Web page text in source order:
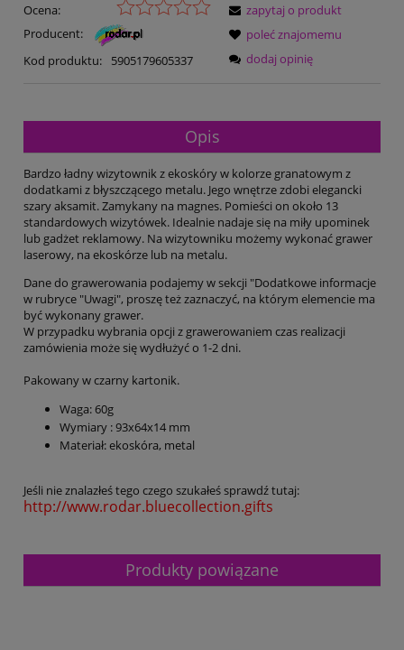
Ocena:
Producent:
Kod produktu:
5905179605337
zapytaj o produkt
poleć znajomemu
dodaj opinię
Opis
Bardzo ładny wizytownik z ekoskóry w kolorze granatowym z
dodatkami z błyszczącego metalu. Jego wnętrze zdobi elegancki
szary aksamit. Zamykany na magnes. Pomieści on około 13
standardowych wizytówek. Idealnie nadaje się na miły upominek
lub gadżet reklamowy. Na wizytowniku możemy wykonać grawer
laserowy, na ekoskórze lub na metalu.
Dane do grawerowania podajemy w sekcji "Dodatkowe informacje
w rubryce "Uwagi", proszę też zaznaczyć, na którym elemencie ma
być wykonany grawer.
W przypadku wybrania opcji z grawerowaniem czas realizacji
zamówienia może się wydłużyć o 1-2 dni.
Pakowany w czarny kartonik.
Waga: 60g
Wymiary : 93x64x14 mm
Materiał: ekoskóra, metal
Jeśli nie znalazłeś tego czego szukałeś sprawdź tutaj:
http://www.rodar.bluecollection.gifts
Produkty powiązane